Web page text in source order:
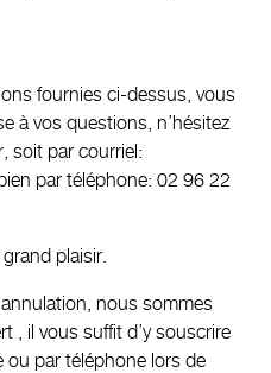
fournies ci-dessus, vous
à vos questions, n’hésitez
soit par courriel:
par téléphone: 02 96 22
plaisir.
nous sommes
, il vous suffit d’y souscrire
ou par téléphone lors de